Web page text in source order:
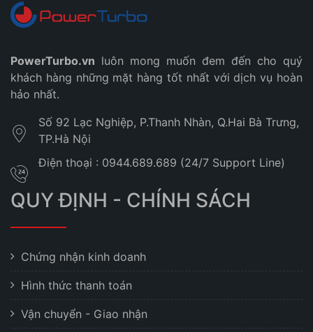
PowerTurbo.vn luôn mong muốn đem đến cho quý
khách hàng những mặt hàng tốt nhất với dịch vụ hoàn
hảo nhất.
Số 92 Lạc Nghiệp, P.Thanh Nhàn, Q.Hai Bà Trưng,
TP.Hà Nội
Điện thoại : 0944.689.689 (24/7 Support Line)
QUY ĐỊNH - CHÍNH SÁCH
Chứng nhận kinh doanh
Hình thức thanh toán
Vận chuyển - Giao nhận